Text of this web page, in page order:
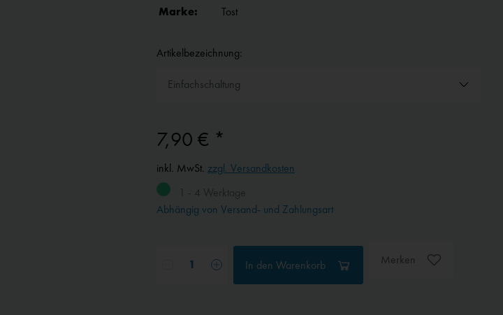
Marke:
Tost
Artikelbezeichnung:
7,90 € *
inkl. MwSt. zzgl. Versandkosten
Abhängig von Versand- und Zahlungsart
In den Warenkorb Merken